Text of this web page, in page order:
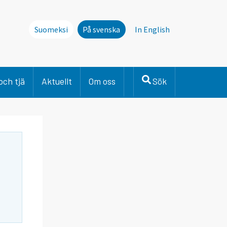
Suomeksi På svenska In English
tjä Aktuellt Om oss Sök